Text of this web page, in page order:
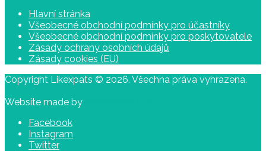
Hlavní stránka
Všeobecné obchodní podmínky pro účastníky
Všeobecné obchodní podmínky pro poskytovatele
Zásady ochrany osobních údajů
Zásady cookies (EU)
Copyright Likexpats © 2026. Všechna práva vyhrazena.
Website made by
Facebook
Instagram
Twitter